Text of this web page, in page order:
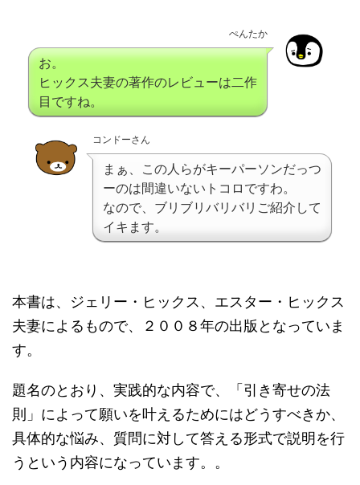
ぺんたか
お。
ヒックス夫妻の著作のレビューは二作
目ですね。
コンドーさん
まぁ、この人らがキーパーソンだっつ
ーのは間違いないトコロですわ。
なので、ブリブリバリバリご紹介して
イキます。
本書は、ジェリー・ヒックス、エスター・ヒックス
夫妻によるもので、２００８年の出版となっていま
す。
題名のとおり、実践的な内容で、「引き寄せの法
則」によって願いを叶えるためにはどうすべきか、
具体的な悩み、質問に対して答える形式で説明を行
うという内容になっています。。